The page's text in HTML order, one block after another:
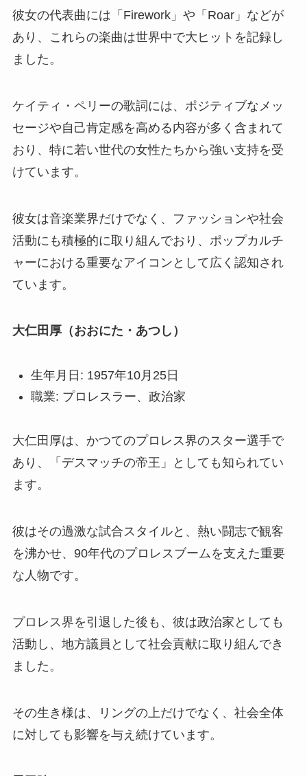
彼女の代表曲には「Firework」や「Roar」などが
あり、これらの楽曲は世界中で大ヒットを記録し
ました。
ケイティ・ペリーの歌詞には、ポジティブなメッ
セージや自己肯定感を高める内容が多く含まれて
おり、特に若い世代の女性たちから強い支持を受
けています。
彼女は音楽業界だけでなく、ファッションや社会
活動にも積極的に取り組んでおり、ポップカルチ
ャーにおける重要なアイコンとして広く認知され
ています。
大仁田厚（おおにた・あつし）
生年月日: 1957年10月25日
職業: プロレスラー、政治家
大仁田厚は、かつてのプロレス界のスター選手で
あり、「デスマッチの帝王」としても知られてい
ます。
彼はその過激な試合スタイルと、熱い闘志で観客
を沸かせ、90年代のプロレスブームを支えた重要
な人物です。
プロレス界を引退した後も、彼は政治家としても
活動し、地方議員として社会貢献に取り組んでき
ました。
その生き様は、リングの上だけでなく、社会全体
に対しても影響を与え続けています。